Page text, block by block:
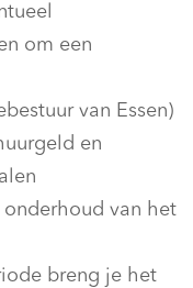
om een
van Essen)
en
van het
breng je het